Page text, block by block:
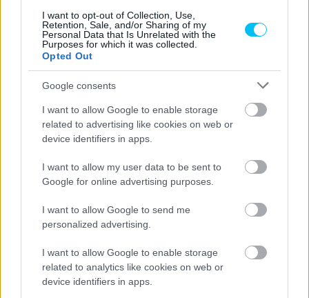
I want to opt-out of Collection, Use,
Retention, Sale, and/or Sharing of my
Personal Data that Is Unrelated with the
Purposes for which it was collected.
Opted Out
Google consents
I want to allow Google to enable storage
related to advertising like cookies on web or
device identifiers in apps.
I want to allow my user data to be sent to
Google for online advertising purposes.
I want to allow Google to send me
personalized advertising.
I want to allow Google to enable storage
related to analytics like cookies on web or
device identifiers in apps.
Sebők Máté